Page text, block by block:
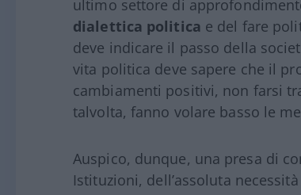
ultimo settore di
dialettica politica e del fare
deve indicare il passo della
vita politica deve sapere che il
cambiamenti positivi, non farsi
talvolta, fanno volare basso le
Auspico, dunque, una presa di
Istituzioni, dell’assoluta